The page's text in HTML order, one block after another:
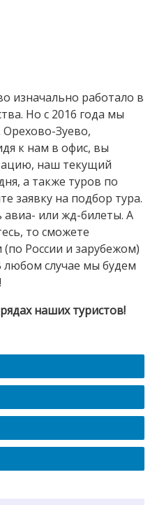
изначально работало в
Но с 2016 года мы
Орехово-Зуево,
к нам в офис, вы
наш текущий
а также туров по
заявку на подбор тура.
или жд-билеты. А
то сможете
России и зарубежом)
случае мы будем
наших туристов!